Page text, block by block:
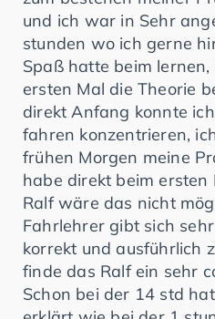
und ich war in Sehr
stunden wo ich gerne
Spaß hatte beim
ersten Mal die Theorie
direkt Anfang konnte
fahren konzentrieren,
frühen Morgen meine
habe direkt beim ersten
Ralf wäre das nicht
Fahrlehrer gibt sich
korrekt und ausführlich
finde das Ralf ein sehr
Schon bei der 14 std